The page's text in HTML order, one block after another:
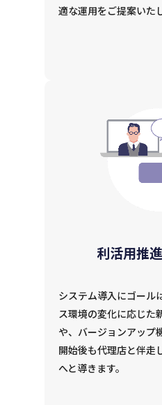
適な運用をご提案いた
利活用推
システム導入にゴール
ス環境の変化に応じた
や、バージョンアップ
開始後も代理店と伴走
へと導きます。